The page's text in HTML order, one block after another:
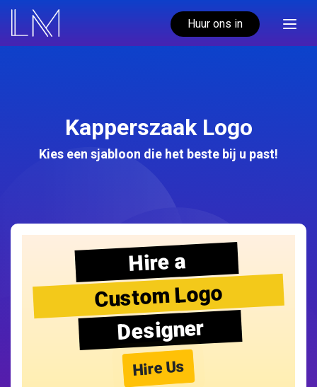
Huur ons in
Kapperszaak Logo
Kies een sjabloon die het beste bij u past!
Hire a
Custom Logo
Designer
Hire Us